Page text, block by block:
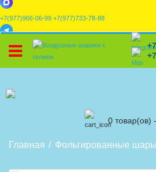
+7(977)966-06-99 +7(977)733-78-88
🎈 Конструктор
x УСТАНОВИТЕ НАШЕ
0 товар(ов) -
Главная Фольгированные шары